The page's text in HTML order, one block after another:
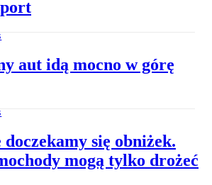
aut idą mocno w górę
doczekamy się obniżek.
mogą tylko drożeć